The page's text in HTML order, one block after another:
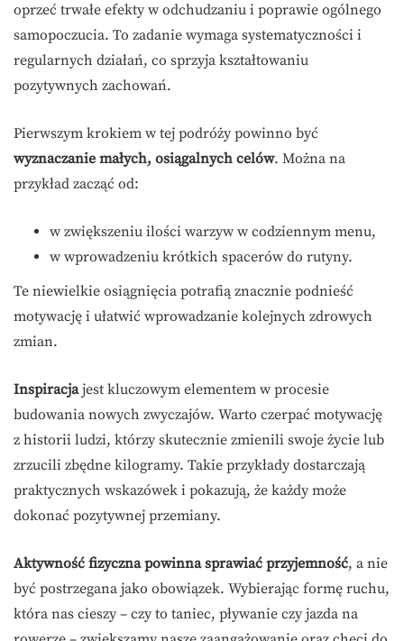
oprzeć trwałe efekty w odchudzaniu i poprawie ogólnego
samopoczucia. To zadanie wymaga systematyczności i
regularnych działań, co sprzyja kształtowaniu
pozytywnych zachowań.
Pierwszym krokiem w tej podróży powinno być
wyznaczanie małych, osiągalnych celów. Można na
przykład zacząć od:
w zwiększeniu ilości warzyw w codziennym menu,
w wprowadzeniu krótkich spacerów do rutyny.
Te niewielkie osiągnięcia potrafią znacznie podnieść
motywację i ułatwić wprowadzanie kolejnych zdrowych
zmian.
Inspiracjajest kluczowym elementem w procesie
budowania nowych zwyczajów. Warto czerpać motywację
z historii ludzi, którzy skutecznie zmienili swoje życie lub
zrzucili zbędne kilogramy. Takie przykłady dostarczają
praktycznych wskazówek i pokazują, że każdy może
dokonać pozytywnej przemiany.
Aktywność fizyczna powinna sprawiać przyjemność, a nie
być postrzegana jako obowiązek. Wybierając formę ruchu,
która nas cieszy – czy to taniec, pływanie czy jazda na